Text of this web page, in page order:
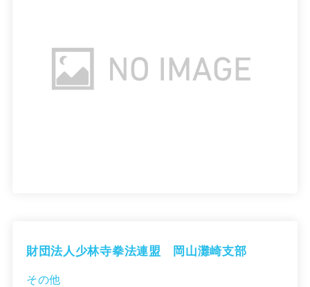
財団法人少林寺拳法連盟 岡山灘崎支部
その他